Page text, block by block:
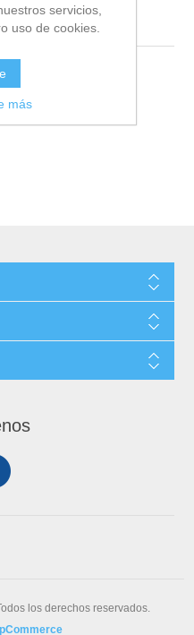
- Lima
los derechos reservados.
servicios,
uso de cookies.
más